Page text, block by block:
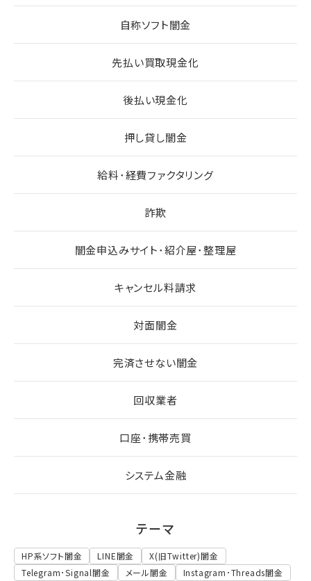
自称ソフト闇金
先払い買取現金化
後払い現金化
押し貸し闇金
給料･経費ファクタリング
詐欺
闇金申込みサイト･紹介屋･整理屋
キャンセル料請求
対面闇金
完済させない闇金
回収業者
口座･携帯売買
システム金融
テーマ
HP系ソフト闇金 LINE闇金
X(旧Twitter)闇金
Telegram･Signal闇金
メール闇金
Instagram･Threads闇金